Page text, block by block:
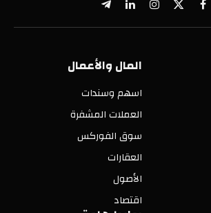
فيسبوك
X
(Twitter)
الانستغراملينكدإنتيلقرام
المال والأعمال
اسهم وسندات
العملات المشفرة
سوق الفوركس
العقارات
الأصول
اقتصاد